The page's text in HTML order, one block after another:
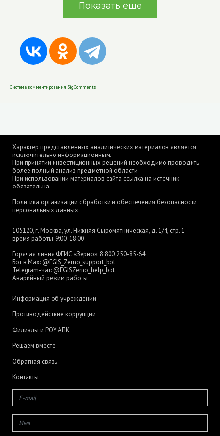
Показать еще
Система комментирования SigComments
Характер представленных аналитических материалов является
исключительно информационным.
При принятии инвестиционных решений необходимо проводить
более полный анализ предметной области.
При использовании материалов сайта ссылка на источник
обязательна.
Политика организации обработки и обеспечения безопасности
персональных данных
105120, г. Москва, ул. Нижняя Сыромятническая, д. 1/4, стр. 1
время работы: 9:00-18:00
Горячая линия ФГИС «Зерно»: 8 800 250-85-64
Бот в Max: @FGIS_Zerno_support_bot
Telegram-чат: @FGISZerno_help_bot
Аварийный режим работы
Информация об учреждении
Противодействие коррупции
Филиалы и РОУ АПК
Решаем вместе
Обратная связь
Контакты